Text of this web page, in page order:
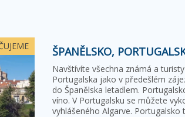
ŠPANĚLSKO,
Navštívíte všechna známá a
Portugalska jako v předešlém
do Španělska letadlem.
víno. V Portugalsku se můžete
vyhlášeného Algarve.